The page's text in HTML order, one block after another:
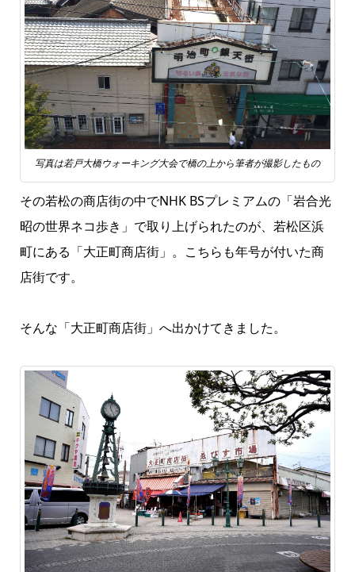
写真は若戸大橋ウォーキング大会で橋の上から筆者が撮影したもの
その若松の商店街の中でNHK BSプレミアムの「岩合光
昭の世界ネコ歩き」で取り上げられたのが、若松区浜
町にある「大正町商店街」。こちらも年号が付いた商
店街です。
そんな「大正町商店街」へ出かけてきました。